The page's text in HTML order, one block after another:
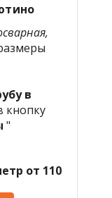
в
кнопку
"
от 110